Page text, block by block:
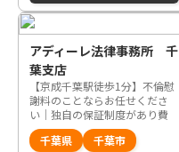
アディーレ法律事務所 千
葉支店
【京成千葉駅徒歩1分】不倫慰
謝料のことならお任せくださ
い｜独自の保証制度があり費
用面でも安心していただけま
す千葉県 千葉市